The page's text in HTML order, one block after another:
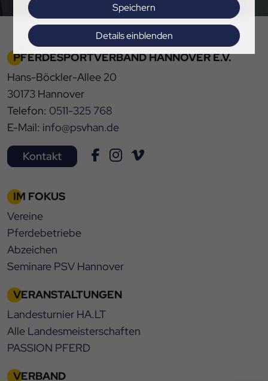
Speichern
Details einblenden
Impressum|Datenschutz
PFERDESPORTVERBAND HANNOVER E.V.
Hans-Böckler-Allee 20
30173 Hannover
Telefon: 0511-325 768
E-Mail: info@psvhan.de
Kontakt
IM FOKUS
Vereine
Pferdebetriebe
Abzeichen
Seminare PSV Hannover
VERANSTALTUNGEN
Landesturnier HA.LT
Alle Landesmeisterschaften
PASSION PFERD
VERBAND